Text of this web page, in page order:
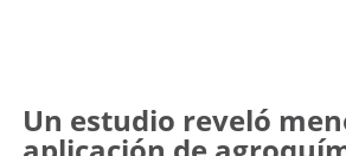
Un estudio reveló